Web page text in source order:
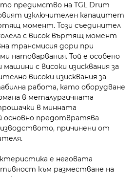
предимство на TGL Drum
изключителен капацитет
момент. Този съединител
с висок въртящ момент
трансмисия дори при
натоварвания. Той е особено
с високи изисквания за
високи изисквания за
работа, като оборудване
в металургичната
в минната
основно предотвратява
причинени от
е неговата
към разместване на